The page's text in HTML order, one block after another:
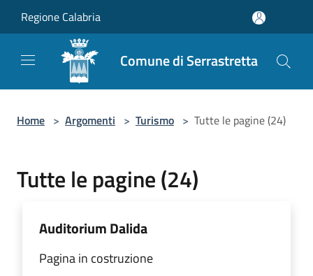
Regione Calabria
Comune di Serrastretta
Home > Argomenti > Turismo > Tutte le pagine (24)
Tutte le pagine (24)
Auditorium Dalida
Pagina in costruzione